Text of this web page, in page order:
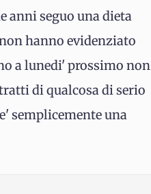
anni seguo una dieta
hanno evidenziato
a lunedi' prossimo non
di qualcosa di serio
semplicemente una